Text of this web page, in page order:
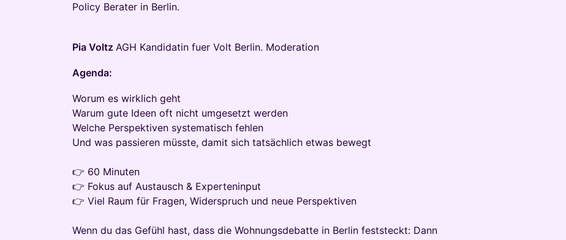
Policy Berater in Berlin.
Pia Voltz AGH Kandidatin fuer Volt Berlin. Moderation
Agenda:
Worum es wirklich geht
Warum gute Ideen oft nicht umgesetzt werden
Welche Perspektiven systematisch fehlen
Und was passieren müsste, damit sich tatsächlich etwas bewegt
👉 60 Minuten
👉 Fokus auf Austausch & Experteninput
👉 Viel Raum für Fragen, Widerspruch und neue Perspektiven
Wenn du das Gefühl hast, dass die Wohnungsdebatte in Berlin feststeckt: Dann